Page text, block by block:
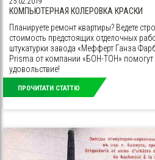
КОМПЬЮТЕРНАЯ КОЛЕРОВКА КРАСКИ
Планируете ремонт квартиры? Ведете
стоимость предстоящих отделочных
штукатурки завода «Мефферт Ганза
Prisma от компании «БОН-ТОН» помогут
удовольствие!
ПРОЧИТАТИ СТАТТЮ